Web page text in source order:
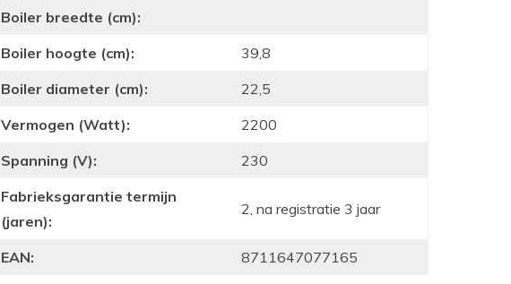
Boiler breedte (cm):
Boiler hoogte (cm):
39,8
Boiler diameter (cm):
22,5
Vermogen (Watt):
2200
Spanning (V):
230
Fabrieksgarantie termijn
(jaren):
2, na registratie 3 jaar
EAN: 8711647077165